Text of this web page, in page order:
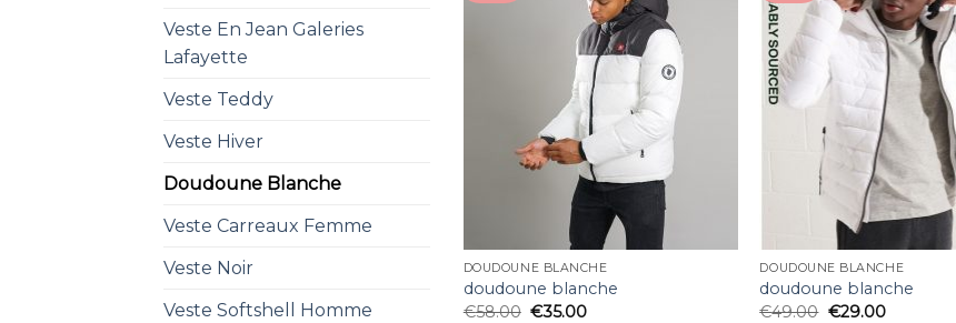
Veste En Jean Galeries
Lafayette
Veste Teddy
Veste Hiver
Doudoune Blanche
Veste Carreaux Femme
Veste Noir
Veste Softshell Homme
DOUDOUNE BLANCHE
doudoune blanche
€58.00 €35.00
DOUDOUNE BLANCHE
doudoune blanche
€49.00 €29.00